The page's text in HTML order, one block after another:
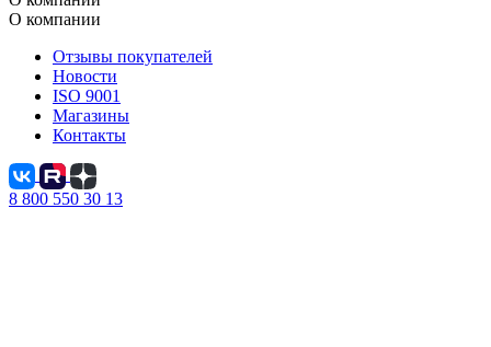
О компании
Отзывы покупателей
Новости
ISO 9001
Магазины
Контакты
8 800 550 30 13